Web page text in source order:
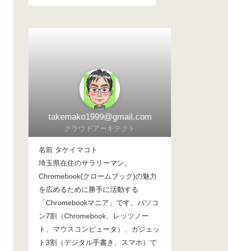
takemako1999@gmail.com
クラウドアーキテクト
名前:タケイマコト
埼玉県在住のサラリーマン。
Chromebook(クロームブック)の魅力
を広めるために勝手に活動する
「Chromebookマニア」です。パソコ
ン7割（Chromebook、レッツノー
ト、マウスコンピュータ）、ガジェッ
ト3割（デジタル手書き、スマホ）で